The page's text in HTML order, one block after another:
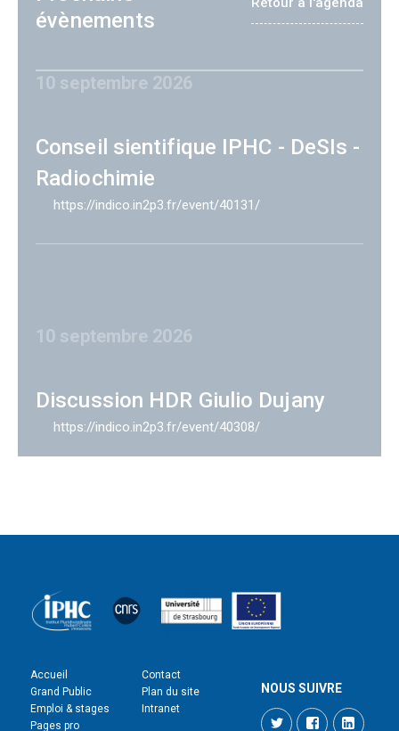
évènements
10 septembre 2026
Conseil sientifique IPHC - DeSIs -
Radiochimie
https://indico.in2p3.fr/event/40131/
10 septembre 2026
Discussion HDR Giulio Dujany
https://indico.in2p3.fr/event/40308/
Accueil
Grand Public
Emploi & stages
Pages pro
Contact
Plan du site
Intranet
NOUS SUIVRE
TwitterFacebook